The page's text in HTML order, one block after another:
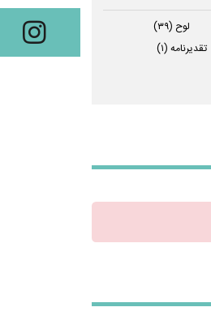
لوح (۳۹)
تقدیرنامه (۱)